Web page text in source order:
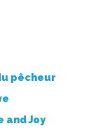
pêcheur
and Joy